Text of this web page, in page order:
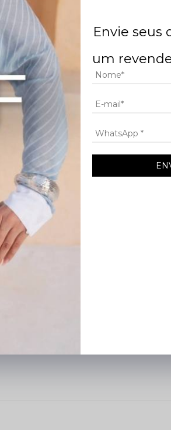
clientes e valoriza vitrines.
Envie seus
um